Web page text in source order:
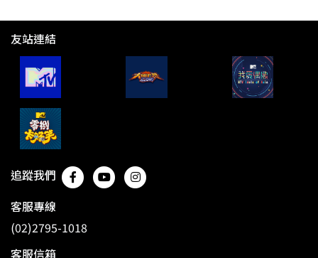
友站連結
追蹤我們
客服專線
(02)2795-1018
客服信箱